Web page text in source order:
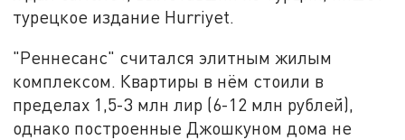
турецкое издание Hurriyet.
"Реннесанс" считался элитным жилым
комплексом. Квартиры в нём стоили в
пределах 1,5-3 млн лир (6-12 млн рублей),
однако построенные Джошкуном дома не